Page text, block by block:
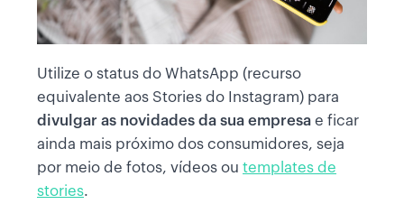
Utilize o status do WhatsApp (recurso
equivalente aos Stories do Instagram) para
divulgar as novidades da sua empresa e ficar
ainda mais próximo dos consumidores, seja
por meio de fotos, vídeos ou templates de
stories.